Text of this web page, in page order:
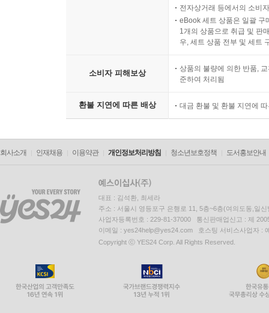
전자상거래 등에서의 소비
eBook 세트 상품은 일괄 구
1개의 상품으로 취급 및 판
우, 세트 상품 전부 및 세트
소비자 피해보상
상품의 불량에 의한 반품,
준하여 처리됨
환불 지연에 따른 배상 대금 환불 및 환불 지연에
회사소개 인재채용 이용약관 개인정보처리방침 청소년보호정책 도서홍보안내
대표 : 김석환, 최세라
주소 : 서울시 영등포구 은행로 11, 5층~6층(여의도동,일신
사업자등록번호 : 229-81-37000 통신판매업신고 : 제
이메일 : yes24help@yes24.com 호스팅 서비스사업자 :
Copyright ⓒ YES24 Corp. All Rights Reserved.